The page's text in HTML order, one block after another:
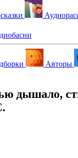
Авторы
дышало,